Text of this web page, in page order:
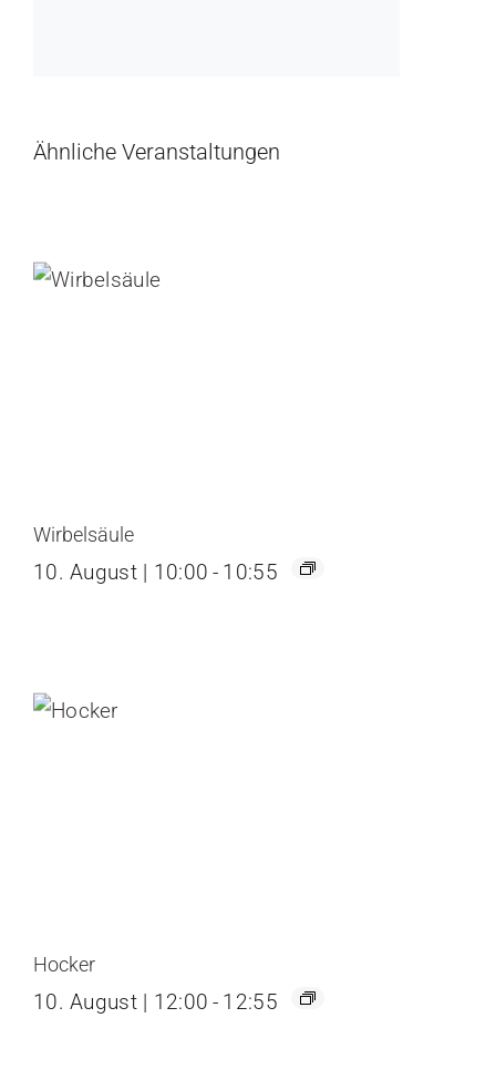
Ähnliche Veranstaltungen
Wirbelsäule
10. August | 10:00 - 10:55
Hocker
10. August | 12:00 - 12:55